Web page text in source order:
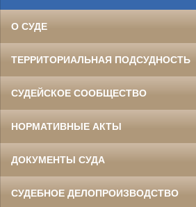
О СУДЕ
ТЕРРИТОРИАЛЬНАЯ ПОДСУДНОСТЬ
СУДЕЙСКОЕ СООБЩЕСТВО
НОРМАТИВНЫЕ АКТЫ
ДОКУМЕНТЫ СУДА
СУДЕБНОЕ ДЕЛОПРОИЗВОДСТВО